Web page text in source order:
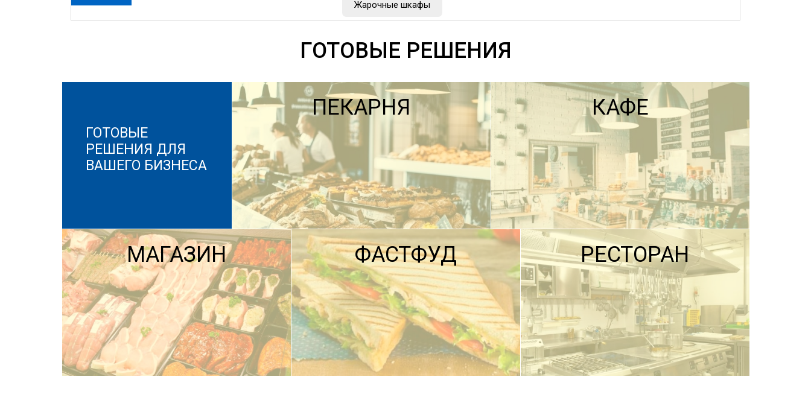
Жарочные шкафы
ГОТОВЫЕ РЕШЕНИЯ
ГОТОВЫЕ
РЕШЕНИЯ ДЛЯ
ВАШЕГО БИЗНЕСА
ПЕКАРНЯ
ПОДРОБНЕЕ
КАФЕ
ПОДРОБНЕЕ
МАГАЗИН ФАСТФУД РЕСТОРАН